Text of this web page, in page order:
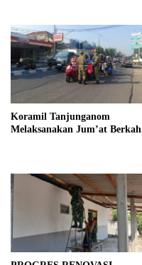
Koramil Tanjunganom
Melaksanakan Jum’at